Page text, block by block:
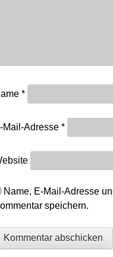
*
Mail-Adresse *
Name, E-Mail-Adresse
speichern.